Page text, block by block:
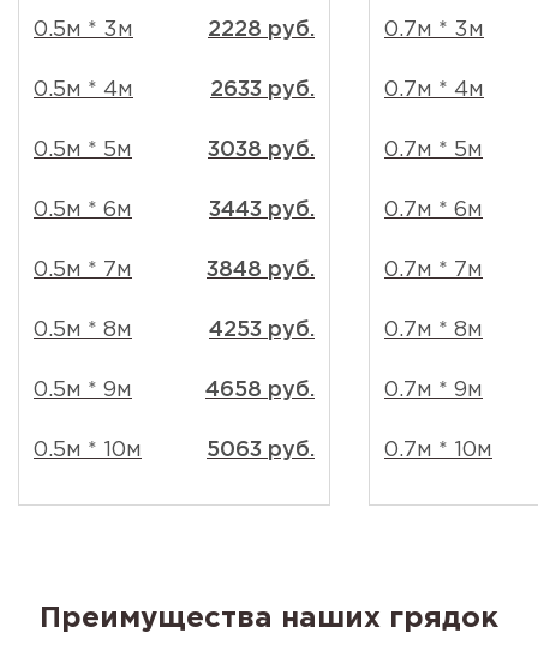
0.5м * 3м 2228 руб.
0.5м * 4м 2633 руб.
0.5м * 5м 3038 руб.
0.5м * 6м 3443 руб.
0.5м * 7м 3848 руб.
0.5м * 8м 4253 руб.
0.5м * 9м 4658 руб.
0.5м * 10м 5063 руб.
0.7м * 3м
0.7м * 4м
0.7м * 5м
0.7м * 6м
0.7м * 7м
0.7м * 8м
0.7м * 9м
0.7м * 10м
Преимущества наших грядок